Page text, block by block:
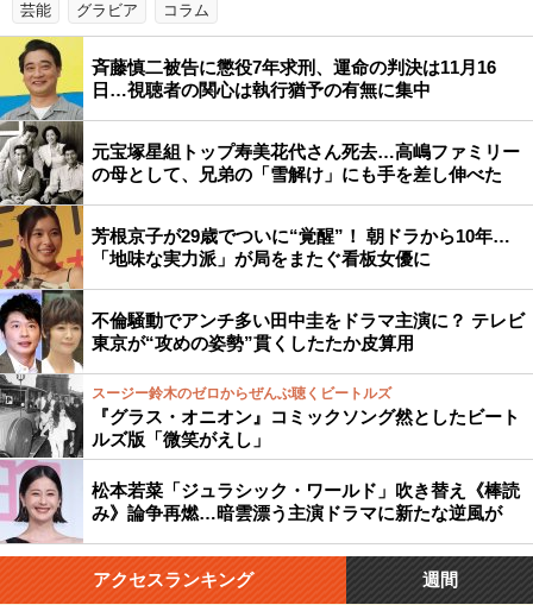
芸能 グラビア コラム
斉藤慎二被告に懲役7年求刑、運命の判決は11月16
日…視聴者の関心は執行猶予の有無に集中
元宝塚星組トップ寿美花代さん死去…高嶋ファミリー
の母として、兄弟の「雪解け」にも手を差し伸べた
芳根京子が29歳でついに“覚醒”！ 朝ドラから10年…
「地味な実力派」が局をまたぐ看板女優に
不倫騒動でアンチ多い田中圭をドラマ主演に？ テレビ
東京が“攻めの姿勢”貫くしたたか皮算用
スージー鈴木のゼロからぜんぶ聴くビートルズ
『グラス・オニオン』コミックソング然としたビート
ルズ版「微笑がえし」
松本若菜「ジュラシック・ワールド」吹き替え《棒読
み》論争再燃…暗雲漂う主演ドラマに新たな逆風が
アクセスランキング 週間